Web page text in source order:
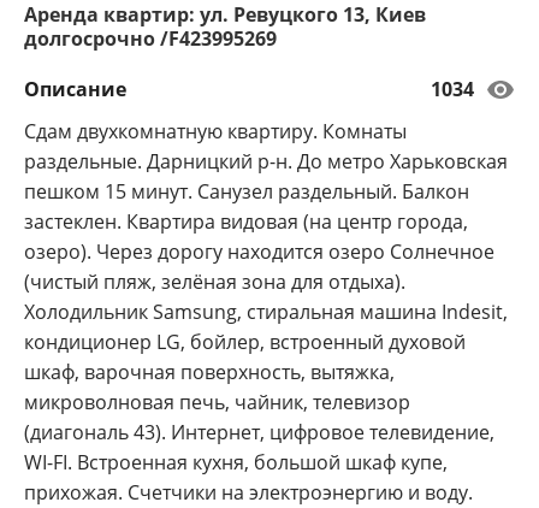
Аренда квартир: ул. Ревуцкого 13, Киев
долгосрочно /F423995269
Описание
1034
Сдам двухкомнатную квартиру. Комнаты
раздельные. Дарницкий р-н. До метро Харьковская
пешком 15 минут. Санузел раздельный. Балкон
застеклен. Квартира видовая (на центр города,
озеро). Через дорогу находится озеро Солнечное
(чистый пляж, зелёная зона для отдыха).
Холодильник Samsung, стиральная машина Indesit,
кондиционер LG, бойлер, встроенный духовой
шкаф, варочная поверхность, вытяжка,
микроволновая печь, чайник, телевизор
(диагональ 43). Интернет, цифровое телевидение,
WI-FI. Встроенная кухня, большой шкаф купе,
прихожая. Счетчики на электроэнергию и воду.